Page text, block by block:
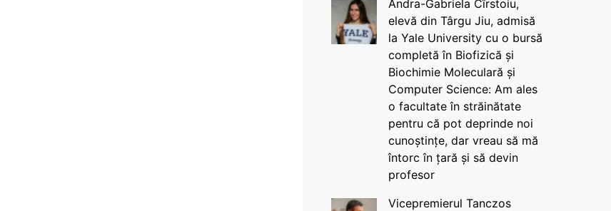
Andra-Gabriela Cîrstoiu,
elevă din Târgu Jiu, admisă
la Yale University cu o bursă
completă în Biofizică și
Biochimie Moleculară și
Computer Science: Am ales
o facultate în străinătate
pentru că pot deprinde noi
cunoștințe, dar vreau să mă
întorc în țară și să devin
profesor
Vicepremierul Tanczos